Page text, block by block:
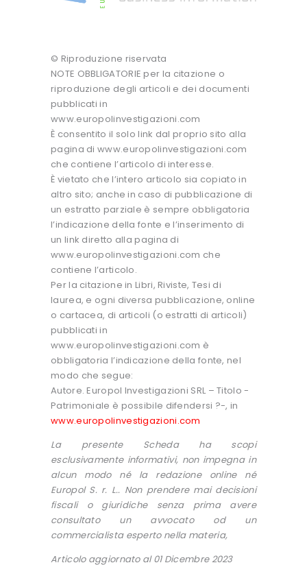
© Riproduzione riservata
NOTE OBBLIGATORIE per la citazione o
riproduzione degli articoli e dei documenti
pubblicati in
www.europolinvestigazioni.com
È consentito il solo link dal proprio sito alla
pagina di www.europolinvestigazioni.com
che contiene l’articolo di interesse.
È vietato che l’intero articolo sia copiato in
altro sito; anche in caso di pubblicazione di
un estratto parziale è sempre obbligatoria
l’indicazione della fonte e l’inserimento di
un link diretto alla pagina di
www.europolinvestigazioni.com che
contiene l’articolo.
Per la citazione in Libri, Riviste, Tesi di
laurea, e ogni diversa pubblicazione, online
o cartacea, di articoli (o estratti di articoli)
pubblicati in
www.europolinvestigazioni.com è
obbligatoria l’indicazione della fonte, nel
modo che segue:
Autore. Europol Investigazioni SRL – Titolo -
Patrimoniale è possibile difendersi ?-, in
www.europolinvestigazioni.com
La presente Scheda ha scopi
esclusivamente informativi, non impegna in
alcun modo né la redazione online né
Europol S. r. L.. Non prendere mai decisioni
fiscali o giuridiche senza prima avere
consultato un avvocato od un
commercialista esperto nella materia,
Articolo aggiornato al 01 Dicembre 2023